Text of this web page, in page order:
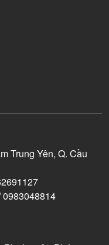
Trung Yên, Q. Cầu
0983048814